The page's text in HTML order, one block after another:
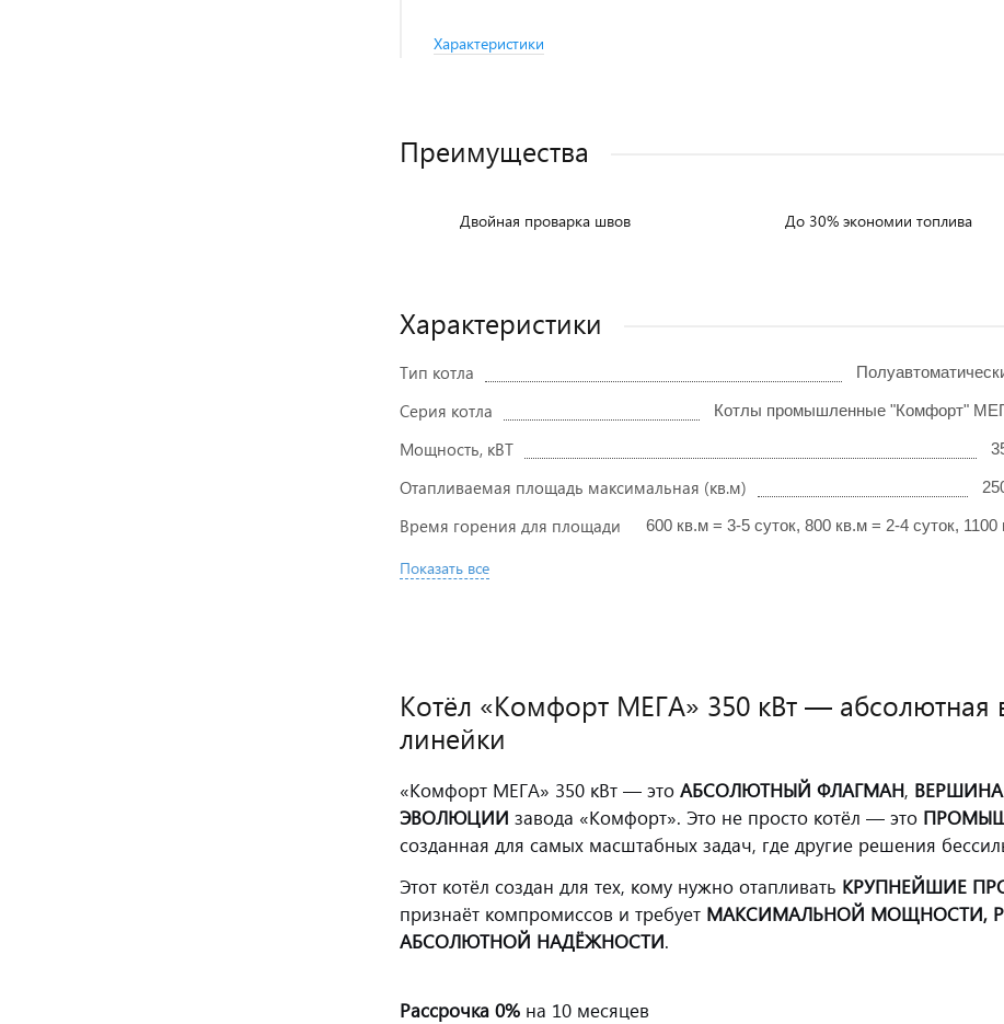
Характеристики
Преимущества
Двойная проварка швов До 30% экономии топлива
Характеристики
Тип котла
Серия котла Котлы промышленные "Комфорт"
Мощность, кВТ
Отапливаемая площадь максимальная (кв.м)
Время горения для площади 600 кв.м = 3-5 суток, 800 кв.м = 2-4 суток, 1100
Показать все
Котёл «Комфорт МЕГА» 350 кВт —
линейки
«Комфорт МЕГА» 350 кВт — это АБСОЛЮТНЫЙ ФЛАГМАН,
ЭВОЛЮЦИИ завода «Комфорт». Это не просто котёл — это
созданная для самых масштабных задач, где другие решения
Этот котёл создан для тех, кому нужно отапливать КРУПНЕЙШИЕ
признаёт компромиссов и требует МАКСИМАЛЬНОЙ МОЩНОСТИ,
АБСОЛЮТНОЙ НАДЁЖНОСТИ.
Рассрочка 0% на 10 месяцев